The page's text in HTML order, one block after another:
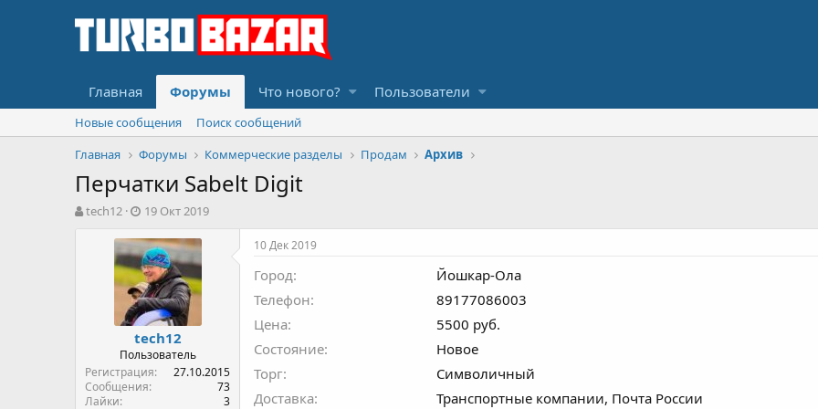
Главная Форумы Что нового? Пользователи
Новые сообщения
Поиск сообщений
Главная
Форумы Коммерческие разделы Продам Архив
Перчатки Sabelt Digit
А
tech12
Д
т
а
н
а
ч
а
л
а
19 Окт 2019
tech12
Пользователь
Регистрация
27.10.2015
Сообщения
73
Лайки
3
10 Дек 2019
Город
Йошкар-Ола
Телефон
89177086003
Цена
5500 руб.
Состояние
Новое
Торг
Символичный
Доставка
Транспортные компании, Почта России